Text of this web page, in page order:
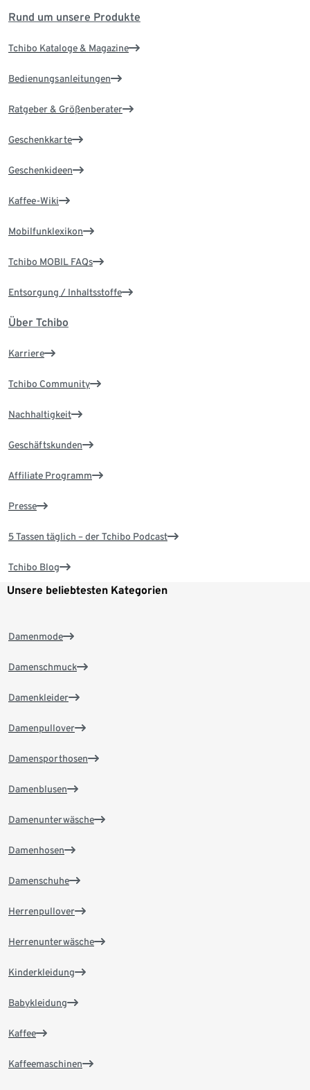
Rund um unsere Produkte
Tchibo Kataloge & Magazine
Bedienungsanleitungen
Ratgeber & Größenberater
Geschenkkarte
Geschenkideen
Kaffee-Wiki
Mobilfunklexikon
Tchibo MOBIL FAQs
Entsorgung / Inhaltsstoffe
Über Tchibo
Karriere
Tchibo Community
Nachhaltigkeit
Geschäftskunden
Affiliate Programm
Presse
5 Tassen täglich – der Tchibo Podcast
Tchibo Blog
Unsere beliebtesten Kategorien
Damenmode
Damenschmuck
Damenkleider
Damenpullover
Damensporthosen
Damenblusen
Damenunterwäsche
Damenhosen
Damenschuhe
Herrenpullover
Herrenunterwäsche
Kinderkleidung
Babykleidung
Kaffee
Kaffeemaschinen